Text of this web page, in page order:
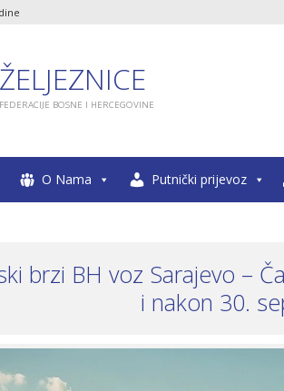
ŽELJEZNICE
FEDERACIJE BOSNE I HERCEGOVINE
O Nama Putnički prijevoz
brzi BH voz Sarajevo –
i nakon 30.